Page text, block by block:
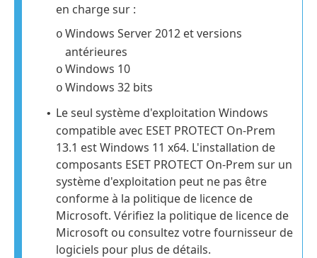
en charge sur :
o Windows Server 2012 et versions
antérieures
o Windows 10
o Windows 32 bits
• Le seul système d'exploitation Windows
compatible avec ESET PROTECT On-Prem
13.1 est Windows 11 x64. L'installation de
composants ESET PROTECT On-Prem sur un
système d'exploitation peut ne pas être
conforme à la politique de licence de
Microsoft. Vérifiez la politique de licence de
Microsoft ou consultez votre fournisseur de
logiciels pour plus de détails.